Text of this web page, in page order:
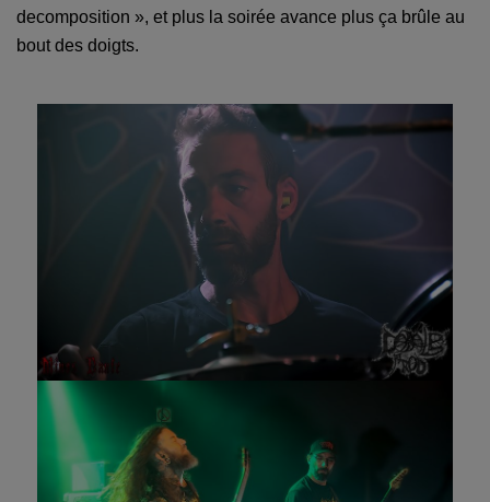
decomposition », et plus la soirée avance plus ça brûle au
bout des doigts.